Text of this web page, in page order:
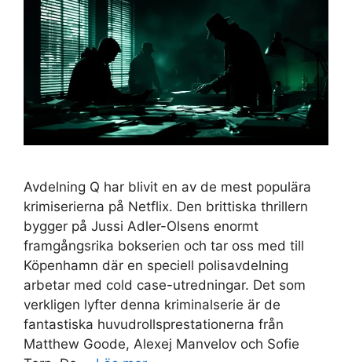
Avdelning Q har blivit en av de mest populära
krimiserierna på Netflix. Den brittiska thrillern
bygger på Jussi Adler-Olsens enormt
framgångsrika bokserien och tar oss med till
Köpenhamn där en speciell polisavdelning
arbetar med cold case-utredningar. Det som
verkligen lyfter denna kriminalserie är de
fantastiska huvudrollsprestationerna från
Matthew Goode, Alexej Manvelov och Sofie